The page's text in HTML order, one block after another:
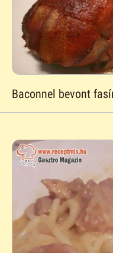
Baconnel bevont